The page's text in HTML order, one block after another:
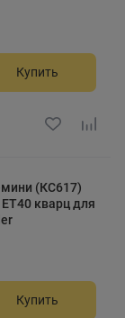
Купить
(КС617)
кварц для
Купить